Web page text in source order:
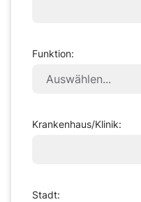
Funktion:
Krankenhaus/Klinik:
Stadt: